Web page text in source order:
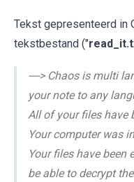
Tekst gepresenteerd in
tekstbestand ("
----> Chaos is multi
your note to any
All of your files have
Your computer was
Your files have been
be able to decrypt